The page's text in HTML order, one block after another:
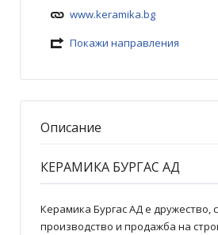
www.keramika.bg
Покажи направления
Описание
КЕРАМИКА БУРГАС АД
Керамика Бургас АД е дружество,
производство и продажба на